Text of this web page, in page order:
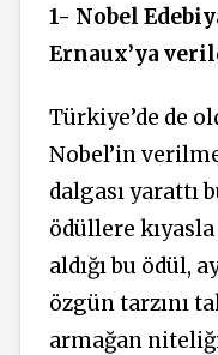
1- Nobel
Ernaux’ya
Türkiye’de de
Nobel’in
dalgası yarattı
ödüllere
aldığı bu ödül,
özgün tarzını
armağan